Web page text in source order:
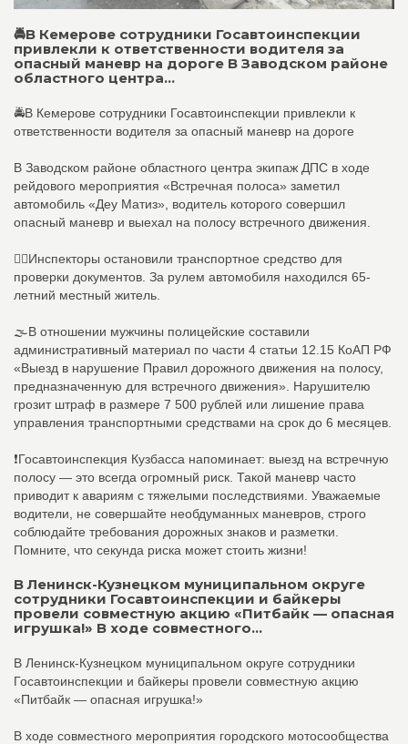
🚔В Кемерове сотрудники Госавтоинспекции
привлекли к ответственности водителя за
опасный маневр на дороге В Заводском районе
областного центра...
🚔В Кемерове сотрудники Госавтоинспекции привлекли к
ответственности водителя за опасный маневр на дороге
В Заводском районе областного центра экипаж ДПС в ходе
рейдового мероприятия «Встречная полоса» заметил
автомобиль «Деу Матиз», водитель которого совершил
опасный маневр и выехал на полосу встречного движения.
👮‍♂Инспекторы остановили транспортное средство для
проверки документов. За рулем автомобиля находился 65-
летний местный житель.
🌫В отношении мужчины полицейские составили
административный материал по части 4 статьи 12.15 КоАП РФ
«Выезд в нарушение Правил дорожного движения на полосу,
предназначенную для встречного движения». Нарушителю
грозит штраф в размере 7 500 рублей или лишение права
управления транспортными средствами на срок до 6 месяцев.
❗️Госавтоинспекция Кузбасса напоминает: выезд на встречную
полосу — это всегда огромный риск. Такой маневр часто
приводит к авариям с тяжелыми последствиями. Уважаемые
водители, не совершайте необдуманных маневров, строго
соблюдайте требования дорожных знаков и разметки.
Помните, что секунда риска может стоить жизни!
В Ленинск-Кузнецком муниципальном округе
сотрудники Госавтоинспекции и байкеры
провели совместную акцию «Питбайк — опасная
игрушка!» В ходе совместного...
В Ленинск-Кузнецком муниципальном округе сотрудники
Госавтоинспекции и байкеры провели совместную акцию
«Питбайк — опасная игрушка!»
В ходе совместного мероприятия городского мотосообщества